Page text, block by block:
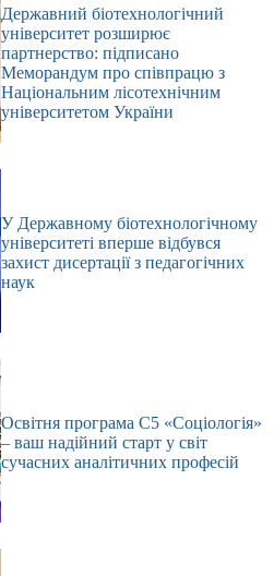
Державний біотехнологічний
університет розширює
партнерство: підписано
Меморандум про співпрацю з
Національним лісотехнічним
університетом України
У Державному біотехнологічному
університеті вперше відбувся
захист дисертації з педагогічних
наук
Освітня програма С5 «Соціологія»
– ваш надійний старт у світ
сучасних аналітичних професій